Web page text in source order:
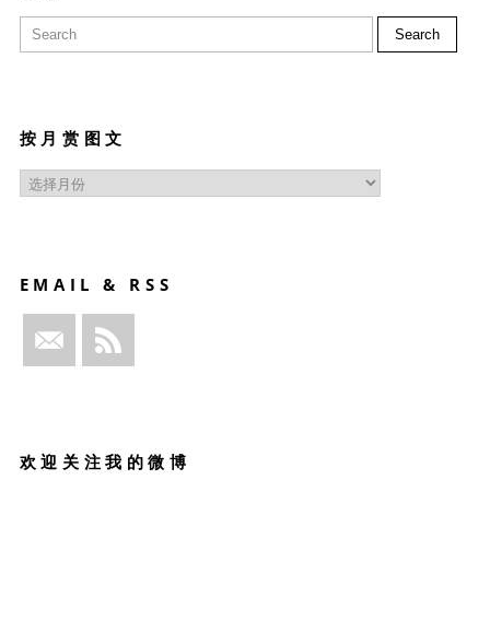
Search
按月赏图文
按
月
EMAIL & RSS
欢迎关注我的微博